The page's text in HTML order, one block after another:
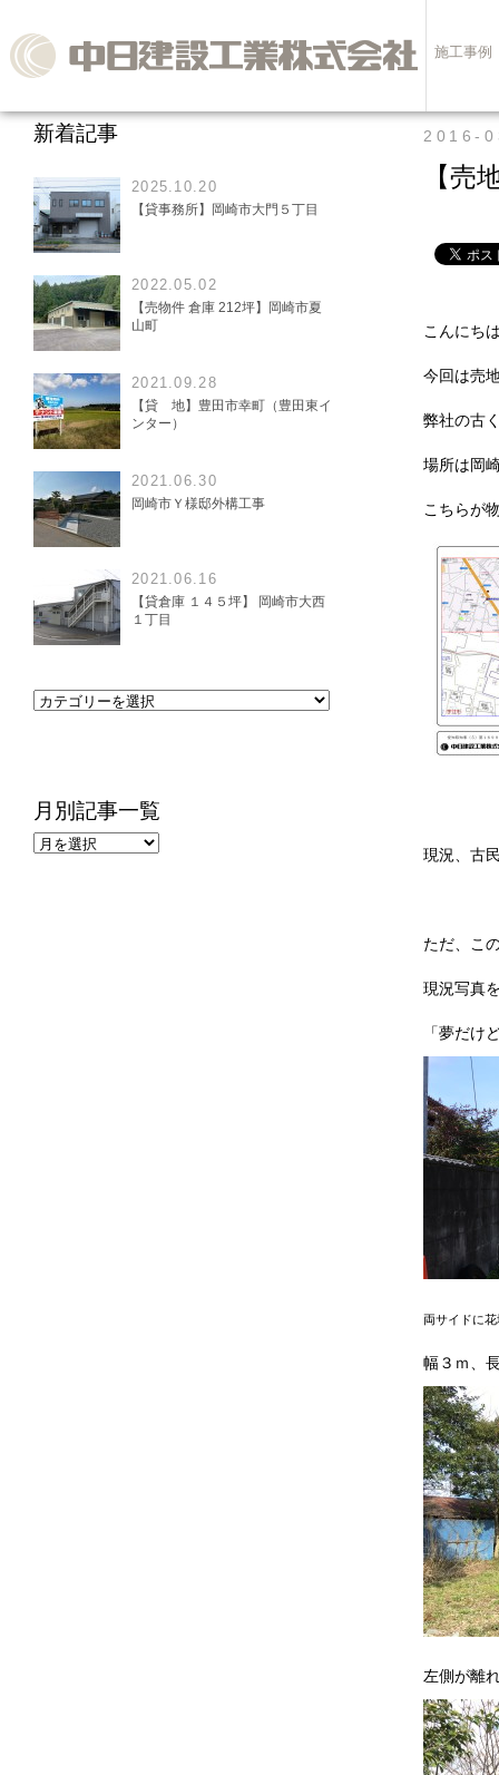
2016-
【売
こんにち
今回は売
弊社の古
場所は岡
こちらが
現況、古
ただ、こ
現況写真
「夢だけ
両サイドに
幅３ｍ、
左側が離
新着記事
2025.10.20
【貸事務所】岡崎市大門５丁目
2022.05.02
【売物件 倉庫 212坪】岡崎市夏
山町
2021.09.28
【貸 地】豊田市幸町（豊田東イ
ンター）
2021.06.30
岡崎市Ｙ様邸外構工事
2021.06.16
【貸倉庫 １４５坪】 岡崎市大西
１丁目
月別記事一覧
施工事例